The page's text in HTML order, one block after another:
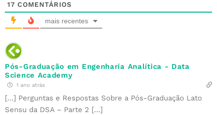
17 COMENTÁRIOS
mais recentes
Pós-Graduação em Engenharia Analítica - Data
Science Academy
1 ano atrás
[…] Perguntas e Respostas Sobre a Pós-Graduação Lato
Sensu da DSA – Parte 2 […]